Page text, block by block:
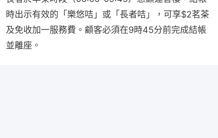
時出示有效的「樂悠咭」或「長者咭」，可享$2茗茶
及免收加一服務費。顧客必須在9時45分前完成結帳
並離座。